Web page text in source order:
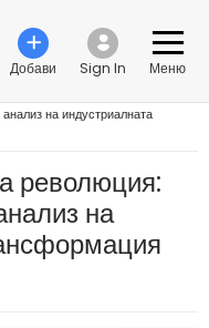
Добави Sign In Меню
на индустриалната
революция:
на